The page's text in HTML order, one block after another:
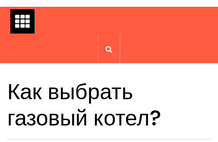
Как выбрать
газовый котел?